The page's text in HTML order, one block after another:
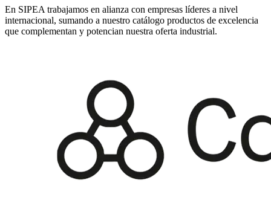
En SIPEA trabajamos en alianza con empresas líderes a nivel
internacional, sumando a nuestro catálogo productos de excelencia
que complementan y potencian nuestra oferta industrial.